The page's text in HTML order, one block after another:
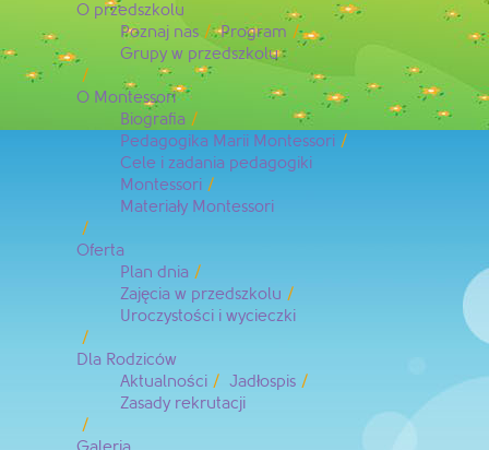
O przedszkolu
Poznaj nas
Program
Grupy w przedszkolu
O Montessori
Biografia
Pedagogika Marii Montessori
Cele i zadania pedagogiki
Montessori
Materiały Montessori
Oferta
Plan dnia
Zajęcia w przedszkolu
Uroczystości i wycieczki
Dla Rodziców
Aktualności
Jadłospis
Zasady rekrutacji